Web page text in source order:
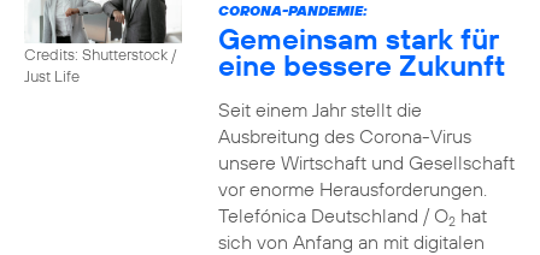
Credits: Shutterstock /
Just Life
CORONA-PANDEMIE:
Gemeinsam stark für
eine bessere Zukunft
Seit einem Jahr stellt die
Ausbreitung des Corona-Virus
unsere Wirtschaft und Gesellschaft
vor enorme Herausforderungen.
Telefónica Deutschland / O2hat
sich von Anfang an mit digitalen